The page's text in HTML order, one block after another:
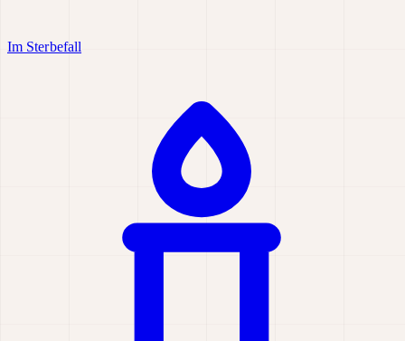
Im Sterbefall